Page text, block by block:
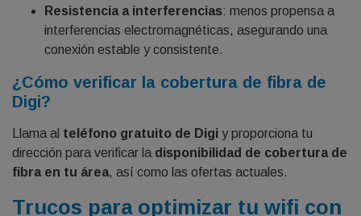
Resistencia a interferencias: menos propensa a
interferencias electromagnéticas, asegurando una
conexión estable y consistente.
¿Cómo verificar la cobertura de fibra de
Digi?
Llama al teléfono gratuito de Digi y proporciona tu
dirección para verificar la disponibilidad de cobertura de
fibra en tu área, así como las ofertas actuales.
Trucos para optimizar tu wifi con